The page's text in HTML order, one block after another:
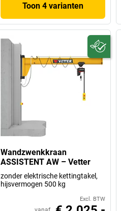
Toon 4 varianten
Wandzwenkkraan
ASSISTENT AW – Vetter
zonder elektrische kettingtakel,
hijsvermogen 500 kg
Excl. BTW